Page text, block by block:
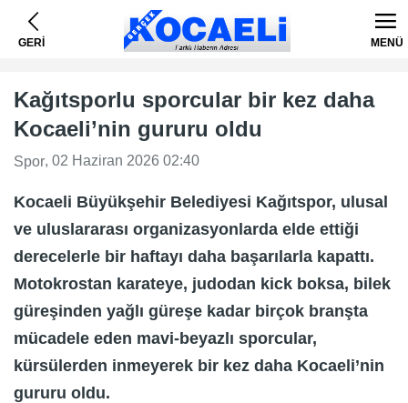
GERİ MENÜ
Kağıtsporlu sporcular bir kez daha
Kocaeli’nin gururu oldu
Spor, 02 Haziran 2026 02:40
Kocaeli Büyükşehir Belediyesi Kağıtspor, ulusal
ve uluslararası organizasyonlarda elde ettiği
derecelerle bir haftayı daha başarılarla kapattı.
Motokrostan karateye, judodan kick boksa, bilek
güreşinden yağlı güreşe kadar birçok branşta
mücadele eden mavi-beyazlı sporcular,
kürsülerden inmeyerek bir kez daha Kocaeli’nin
gururu oldu.